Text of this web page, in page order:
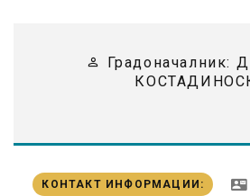
Градоначалник:
КОНТАКТ ИНФОРМАЦИИ :